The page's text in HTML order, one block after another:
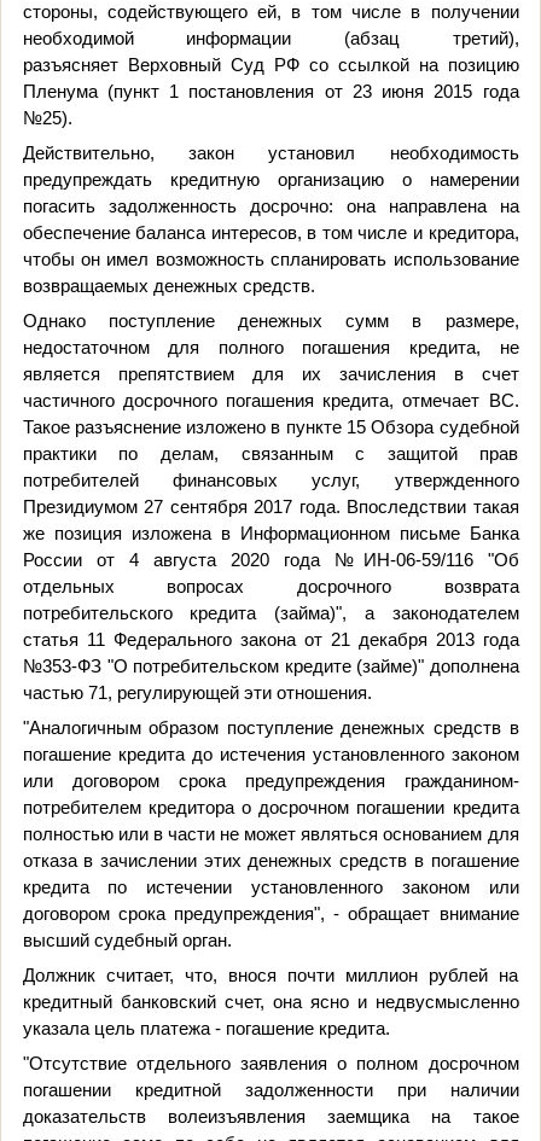
стороны, содействующего ей, в том числе в получении
необходимой информации (абзац третий),
разъясняет
Верховный Суд РФ со ссылкой на позицию
Пленума (пункт 1 постановления от 23 июня 2015 года
№25).
Действительно, закон установил необходимость
предупреждать кредитную организацию о намерении
погасить задолженность досрочно: она направлена на
обеспечение баланса интересов, в том числе и кредитора,
чтобы он имел возможность спланировать использование
возвращаемых денежных средств.
Однако поступление денежных сумм в размере,
недостаточном для полного погашения кредита, не
является препятствием для их зачисления в счет
частичного досрочного погашения кредита, отмечает ВС.
Такое разъяснение изложено в пункте 15 Обзора судебной
практики по делам, связанным с защитой прав
потребителей финансовых услуг, утвержденного
Президиумом 27 сентября 2017 года. Впоследствии такая
же позиция изложена в Информационном письме Банка
России от 4 августа 2020 года №ИН-06-59/116 "Об
отдельных вопросах досрочного возврата
потребительского кредита (займа)", а законодателем
статья 11 Федерального закона от 21 декабря 2013 года
№353-ФЗ "О потребительском кредите (займе)" дополнена
частью 71, регулирующей эти отношения.
"Аналогичным образом поступление денежных средств в
погашение кредита до истечения установленного законом
или договором срока предупреждения гражданином-
потребителем кредитора о досрочном погашении кредита
полностью или в части не может являться основанием для
отказа в зачислении этих денежных средств в погашение
кредита по истечении установленного законом или
договором срока предупреждения", - обращает внимание
высший судебный орган.
Должник считает, что, внося почти миллион рублей на
кредитный банковский счет, она ясно и недвусмысленно
указала цель платежа - погашение кредита.
"Отсутствие отдельного заявления о полном досрочном
погашении кредитной задолженности при наличии
доказательств волеизъявления заемщика на такое